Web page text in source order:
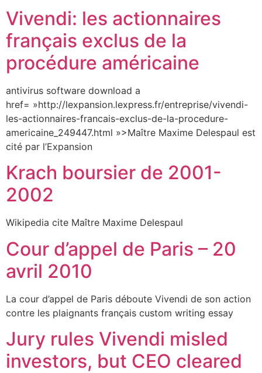
Vivendi: les actionnaires
français exclus de la
procédure américaine
antivirus software download a
href= »http://lexpansion.lexpress.fr/entreprise/vivendi-
les-actionnaires-francais-exclus-de-la-procedure-
americaine_249447.html »>Maître Maxime Delespaul est
cité par l’Expansion
Krach boursier de 2001-
2002
Wikipedia cite Maître Maxime Delespaul
Cour d’appel de Paris – 20
avril 2010
La cour d’appel de Paris déboute Vivendi de son action
contre les plaignants français custom writing essay
Jury rules Vivendi misled
investors, but CEO cleared